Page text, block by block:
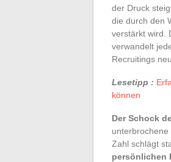
der Druck
die durch den
verstärkt wird.
verwandelt
Recruitings
Lesetipp :
können
Der Schock
Zahl schlägt
persönlichen